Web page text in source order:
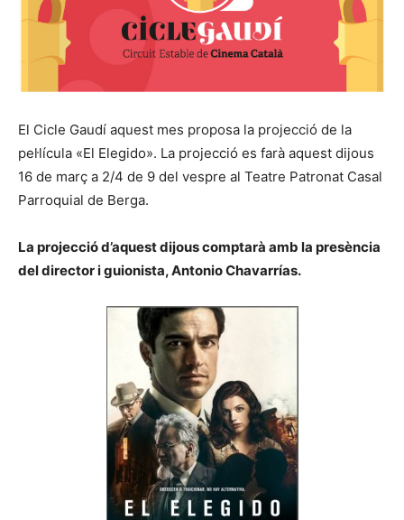
El Cicle Gaudí aquest mes proposa la projecció de la
pel·lícula «El Elegido». La projecció es farà aquest dijous
16 de març a 2/4 de 9 del vespre al Teatre Patronat Casal
Parroquial de Berga.
La projecció d’aquest dijous comptarà amb la presència
del director i guionista, Antonio Chavarrías.